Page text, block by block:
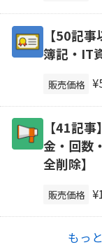
【50記
簿記・IT
販売価格
【41記
金・回数
全削除】
販売価格
もっ